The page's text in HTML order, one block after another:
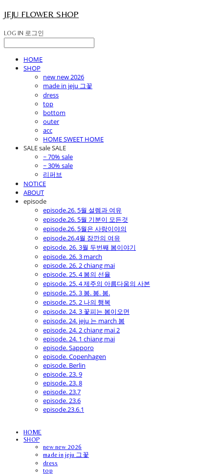
JEJU FLOWER SHOP
LOG IN 로그인
HOME
SHOP
new new 2026
made in jeju 그꽃
dress
top
bottom
outer
acc
HOME SWEET HOME
SALE sale SALE
~ 70% sale
~ 30% sale
리퍼브
NOTICE
ABOUT
episode
episode.26. 5월 설렘과 여유
episode.26. 5월 기분이 모든것
episode.26. 5월은 사랑이야의
episode.26.4월 잠깐의 여유
episode. 26. 3월 두번째 봄이야기
episode. 26. 3 march
episode. 26. 2 chiang mai
episode. 25. 4 봄의 선율
episode. 25. 4 제주의 아름다움의 사본
episode. 25. 3 봄. 봄. 봄.
episode. 25. 2 나의 행복
episode. 24. 3 꽃피는 봄이오면
episode. 24. jeju 는 march 봄
episode. 24. 2 chiang mai 2
episode. 24. 1 chiang mai
episode. Sapporo
episode. Copenhagen
episode. Berlin
episode. 23. 9
episode. 23. 8
episode. 23.7
episode. 23.6
episode.23.6.1
HOME
SHOP
new new 2026
made in jeju 그꽃
dress
top